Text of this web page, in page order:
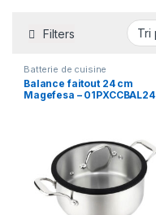
Filters
Batterie de cuisine
Balance faitout 24 cm
Magefesa – 01PXCCBAL24